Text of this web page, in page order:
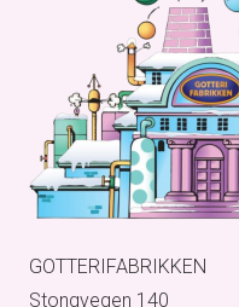
GOTTERIFABRIKKEN
Stongvegen 140